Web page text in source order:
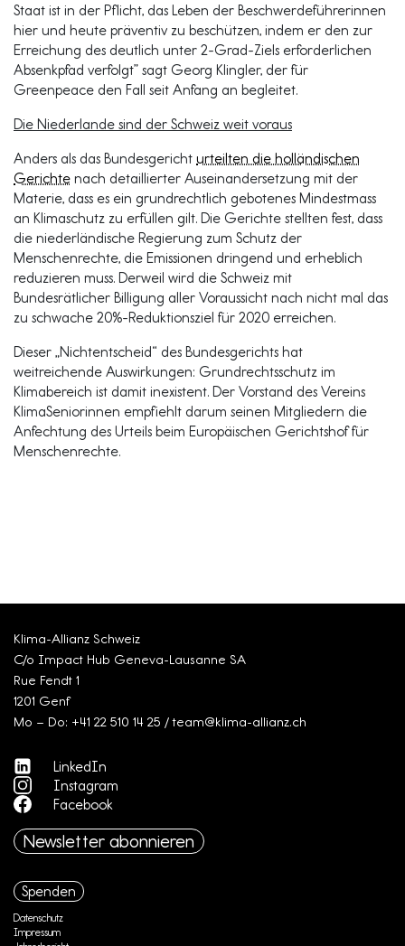
Staat ist in der Pflicht, das Leben der Beschwerdeführerinnen
hier und heute präventiv zu beschützen, indem er den zur
Erreichung des deutlich unter 2-Grad-Ziels erforderlichen
Absenkpfad verfolgt” sagt Georg Klingler, der für
Greenpeace den Fall seit Anfang an begleitet.
Die Niederlande sind der Schweiz weit voraus
Anders als das Bundesgericht urteilten die holländischen
Gerichte nach detaillierter Auseinandersetzung mit der
Materie, dass es ein grundrechtlich gebotenes Mindestmass
an Klimaschutz zu erfüllen gilt. Die Gerichte stellten fest, dass
die niederländische Regierung zum Schutz der
Menschenrechte, die Emissionen dringend und erheblich
reduzieren muss. Derweil wird die Schweiz mit
Bundesrätlicher Billigung aller Voraussicht nach nicht mal das
zu schwache 20%-Reduktionsziel für 2020 erreichen.
Dieser „Nichtentscheid“ des Bundesgerichts hat
weitreichende Auswirkungen: Grundrechtsschutz im
Klimabereich ist damit inexistent. Der Vorstand des Vereins
KlimaSeniorinnen empfiehlt darum seinen Mitgliedern die
Anfechtung des Urteils beim Europäischen Gerichtshof für
Menschenrechte.
Klima-Allianz Schweiz
C/o Impact Hub Geneva-Lausanne SA
Rue Fendt 1
1201 Genf
Mo – Do: +41 22 510 14 25 / team@klima-allianz.ch
LinkedIn
Instagram
Facebook
Newsletter abonnieren
Spenden
Datenschutz
Impressum